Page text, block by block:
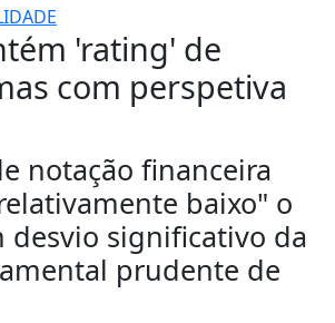
'rating' de
com perspetiva
notação financeira
baixo" o
desvio significativo da
prudente de